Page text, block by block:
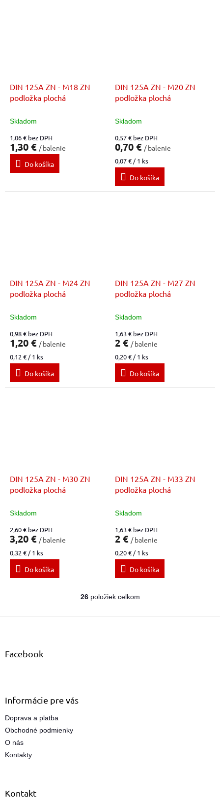
DIN 125A ZN - M18 ZN
podložka plochá
Skladom
1,06 € bez DPH
1,30 € / balenie
Do košíka
DIN 125A ZN - M20 ZN
podložka plochá
Skladom
0,57 € bez DPH
0,70 € / balenie
Jednotková
cena:
0,07 € / 1 ks
Do košíka
DIN 125A ZN - M24 ZN
podložka plochá
Skladom
0,98 € bez DPH
1,20 € / balenie
Jednotková
cena:
0,12 € / 1 ks
Do košíka
DIN 125A ZN - M27 ZN
podložka plochá
Skladom
1,63 € bez DPH
2 € / balenie
Jednotková
cena:
0,20 € / 1 ks
Do košíka
DIN 125A ZN - M30 ZN
podložka plochá
Skladom
2,60 € bez DPH
3,20 € / balenie
Jednotková
cena:
0,32 € / 1 ks
Do košíka
DIN 125A ZN - M33 ZN
podložka plochá
Skladom
1,63 € bez DPH
2 € / balenie
Jednotková
cena:
0,20 € / 1 ks
Do košíka
O
l
26položiek celkom
Facebook
Informácie pre vás
Doprava a platba
Obchodné podmienky
O nás
Kontakty
Kontakt